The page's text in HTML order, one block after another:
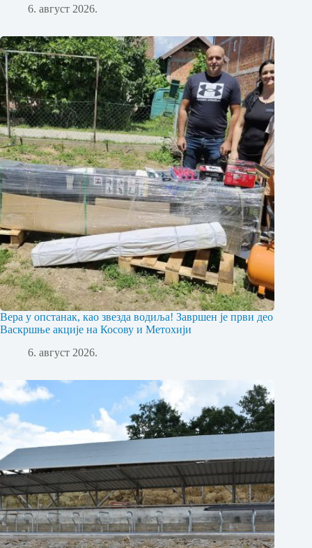
6. август 2026.
Вера у опстанак, као звезда водиља! Завршен је први део
Васкршње акције на Косову и Метохији
6. август 2026.